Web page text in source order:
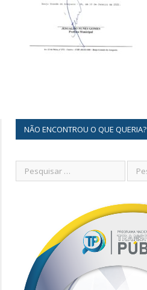
NÃO ENCONTROU O QUE QUERIA?